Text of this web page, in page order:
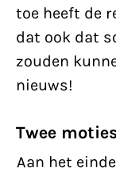
toe heeft de
dat ook dat
zouden
nieuws!
Twee
Aan het